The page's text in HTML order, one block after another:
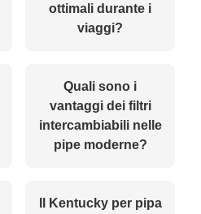
ottimali durante i
viaggi?
Quali sono i
vantaggi dei filtri
intercambiabili nelle
pipe moderne?
Il Kentucky per pipa